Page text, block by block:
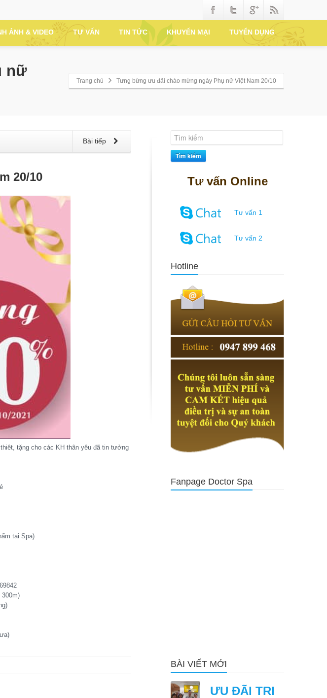
ẢNH & VIDEO TƯ VẤN TIN TỨC KHUYẾN MẠI TUYỂN DỤNG
nữ
Trang chủ Tưng bừng ưu đãi chào mừng ngày Phụ nữ Việt Nam 20/10
Bài tiếp
20/10
tặng cho các KH thân yêu đã tin tưởng
tại Spa)
Tìm kiếm
Tư vấn Online
Tư vấn 1
Tư vấn 2
Hotline
Fanpage Doctor Spa
BÀI VIẾT MỚI
ƯU ĐÃI TRI